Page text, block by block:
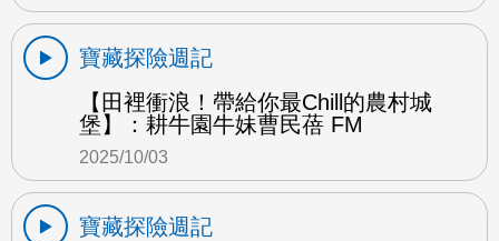
寶藏探險週記
【田裡衝浪！帶給你最Chill的農村城
堡】：耕牛園牛妹曹民蓓 FM
2025/10/03
寶藏探險週記